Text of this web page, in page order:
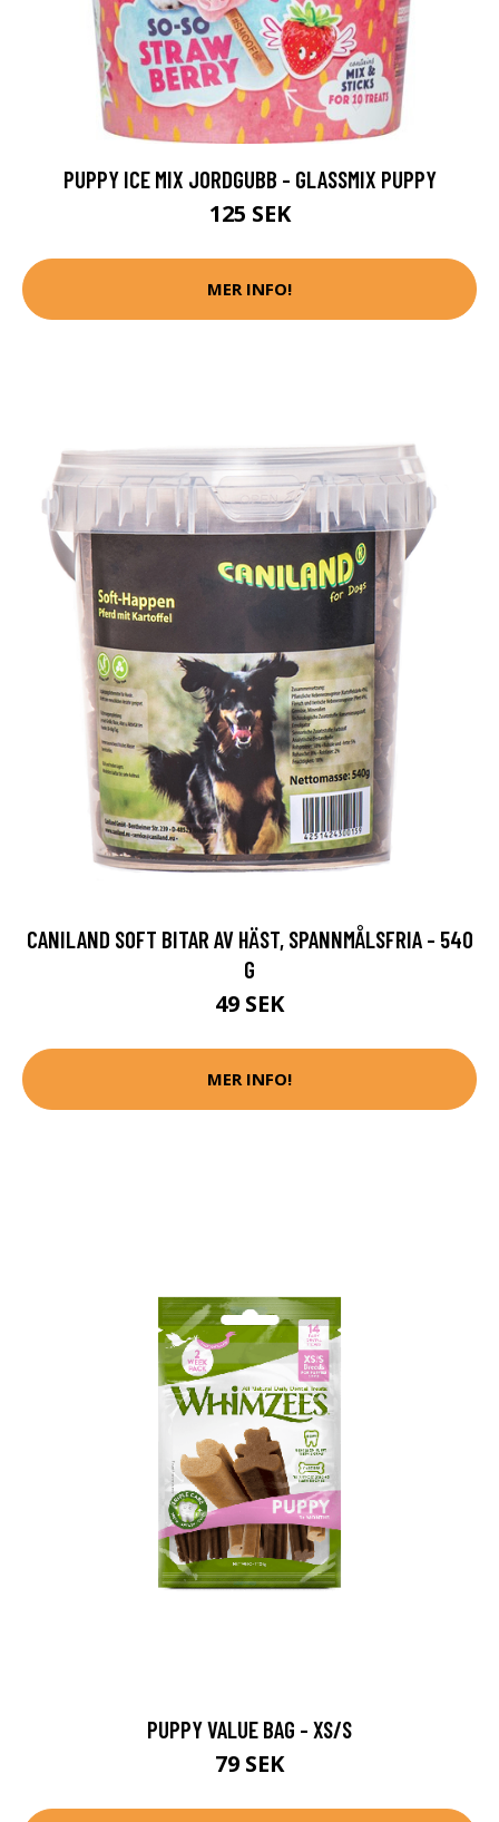
PUPPY ICE MIX JORDGUBB - GLASSMIX PUPPY
125 SEK
MER INFO!
CANILAND SOFT BITAR AV HÄST, SPANNMÅLSFRIA - 540
G
49 SEK
MER INFO!
PUPPY VALUE BAG - XS/S
79 SEK